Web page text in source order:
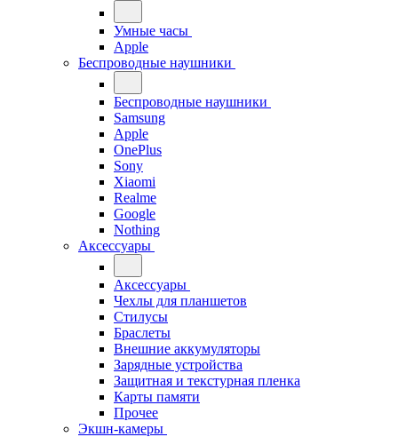
Умные часы
Apple
Беспроводные наушники
Беспроводные наушники
Samsung
Apple
OnePlus
Sony
Xiaomi
Realme
Google
Nothing
Аксессуары
Аксессуары
Чехлы для планшетов
Стилусы
Браслеты
Внешние аккумуляторы
Зарядные устройства
Защитная и текстурная пленка
Карты памяти
Прочее
Экшн-камеры